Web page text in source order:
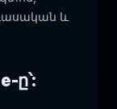
և
ը՝: